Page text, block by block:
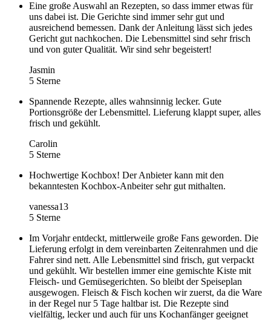
Eine große Auswahl an Rezepten, so dass immer etwas für
uns dabei ist. Die Gerichte sind immer sehr gut und
ausreichend bemessen. Dank der Anleitung lässt sich jedes
Gericht gut nachkochen. Die Lebensmittel sind sehr frisch
und von guter Qualität. Wir sind sehr begeistert!
Jasmin
5 Sterne
Spannende Rezepte, alles wahnsinnig lecker. Gute
Portionsgröße der Lebensmittel. Lieferung klappt super, alles
frisch und gekühlt.
Carolin
5 Sterne
Hochwertige Kochbox! Der Anbieter kann mit den
bekanntesten Kochbox-Anbeiter sehr gut mithalten.
vanessa13
5 Sterne
Im Vorjahr entdeckt, mittlerweile große Fans geworden. Die
Lieferung erfolgt in dem vereinbarten Zeitenrahmen und die
Fahrer sind nett. Alle Lebensmittel sind frisch, gut verpackt
und gekühlt. Wir bestellen immer eine gemischte Kiste mit
Fleisch- und Gemüsegerichten. So bleibt der Speiseplan
ausgewogen. Fleisch & Fisch kochen wir zuerst, da die Ware
in der Regel nur 5 Tage haltbar ist. Die Rezepte sind
vielfältig, lecker und auch für uns Kochanfänger geeignet